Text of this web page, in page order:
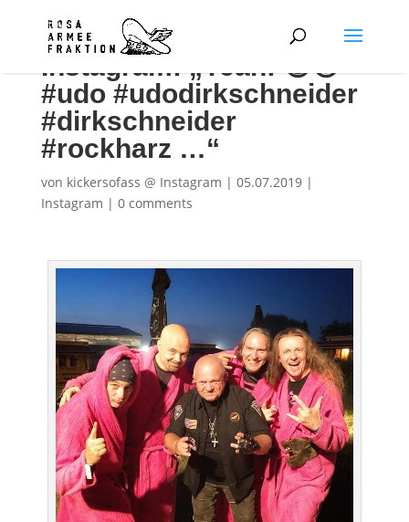
Instagram: „Yeah! 😃😍
#udo #udodirkschneider
#dirkschneider
#rockharz …“
von kickersofass @ Instagram | 05.07.2019|
Instagram | 0 comments